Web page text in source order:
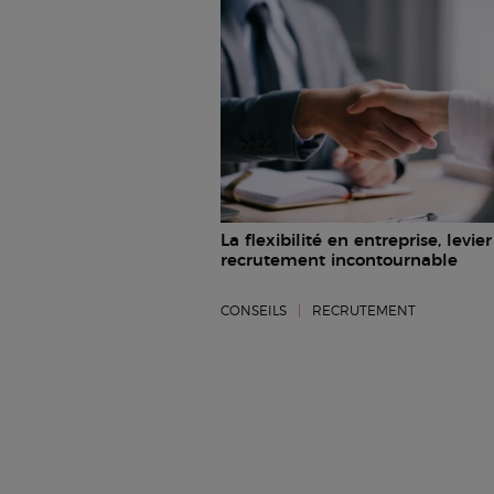
La flexibilité en entreprise,
recrutement incontournable
CONSEILS RECRUTEMENT